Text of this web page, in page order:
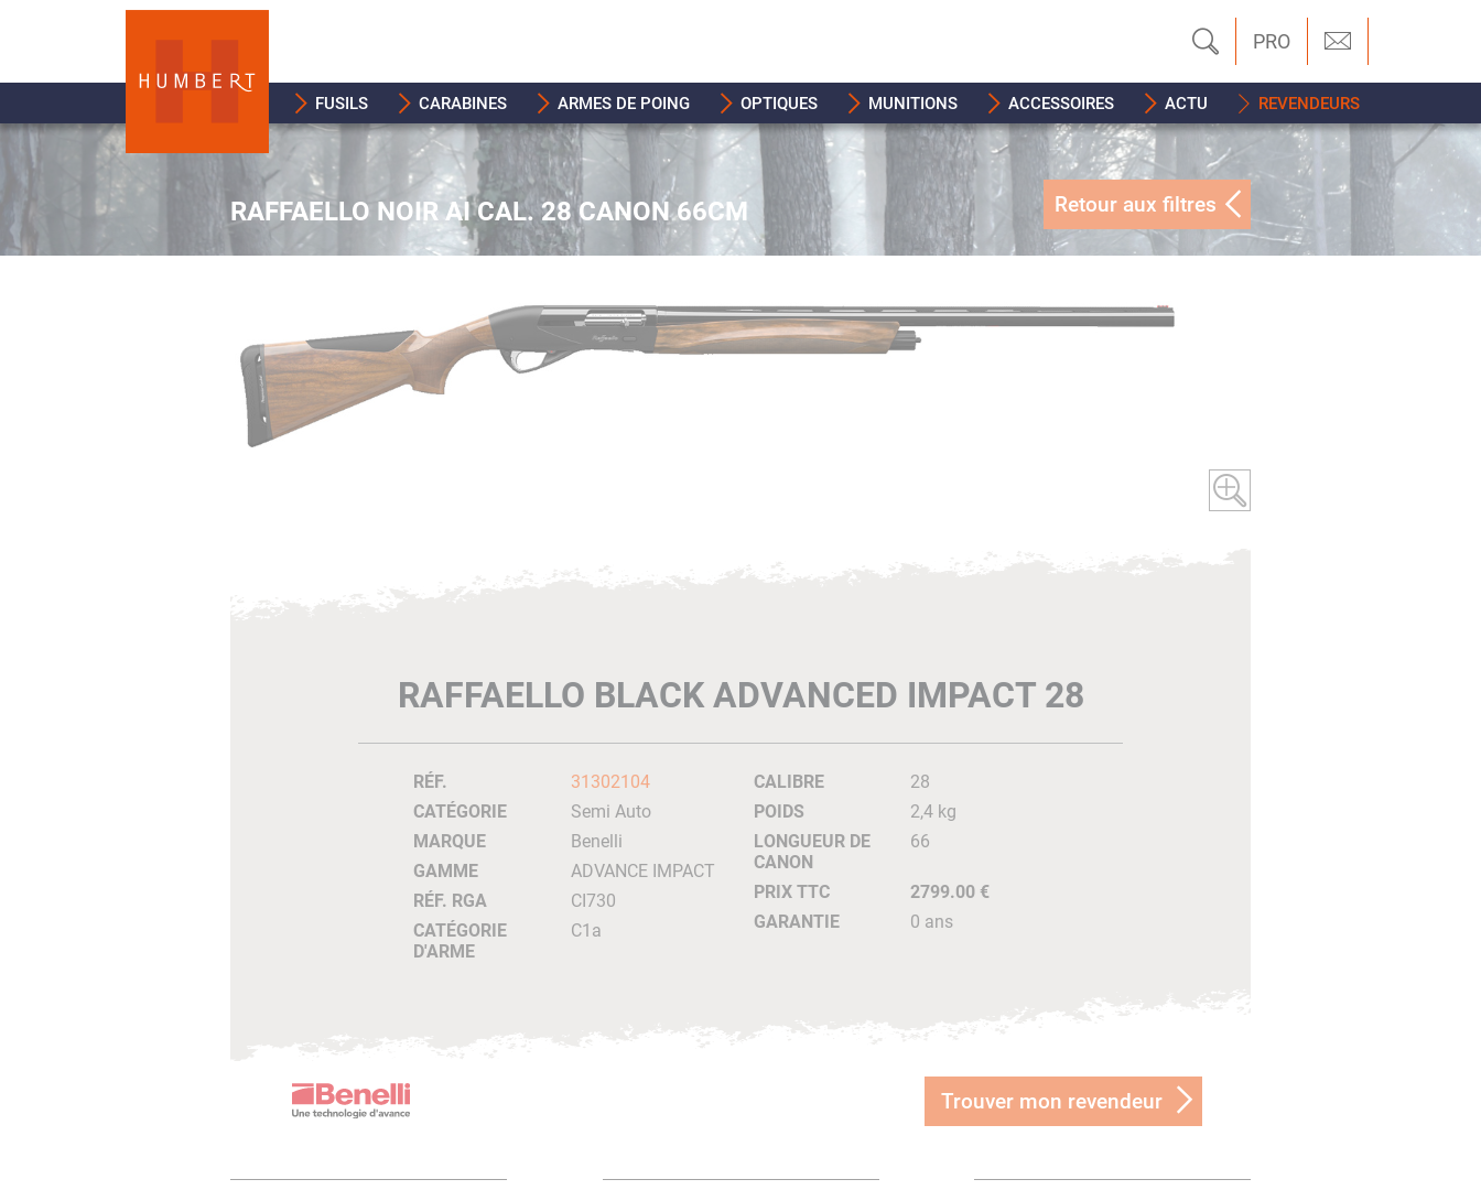
PRO
FUSILS CARABINES ARMES DE POING OPTIQUES MUNITIONS ACCESSOIRES ACTU REVENDEURS
RAFFAELLO NOIR AI CAL. 28 CANON 66CM Retour aux filtres
RAFFAELLO BLACK ADVANCED IMPACT 28
RÉF.
31302104
CATÉGORIE
Semi Auto
MARQUE
Benelli
GAMME
ADVANCE IMPACT
RÉF. RGA
CI730
CATÉGORIE
D'ARME
C1a
CALIBRE
28
POIDS
2,4 kg
LONGUEUR DE
CANON
66
PRIX TTC
2799.00 €
GARANTIE
0 ans
Trouver mon revendeur